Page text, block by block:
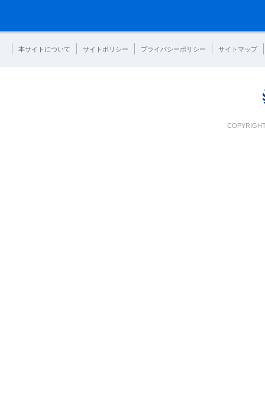
本サイトについて サイトポリシー プライバシーポリシー サイトマップ